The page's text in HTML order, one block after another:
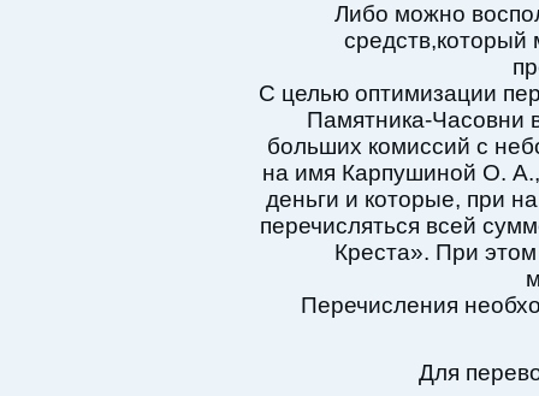
Либо можно
средств,который
С целью оптимизации
Памятника-Часовни
больших комиссий с
на имя Карпушиной О.
деньги и которые, при
перечисляться всей
Креста». При
Перечисления
Для